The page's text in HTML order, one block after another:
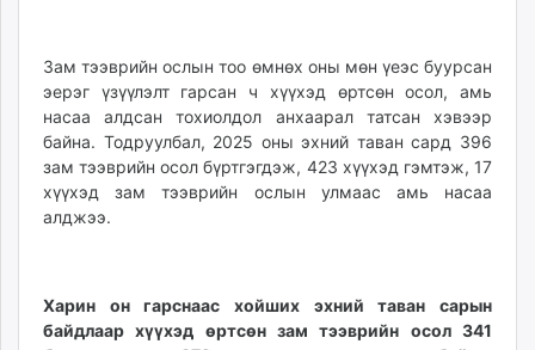
times.mn
tvmongolia.mn
mass.mn
unegui.mn
assa.mn
toim.mn
unread.today
Зам тээврийн ослын тоо өмнөх оны мөн үеэс буурсан
эерэг үзүүлэлт гарсан ч хүүхэд өртсөн осол, амь
насаа алдсан тохиолдол анхаарал татсан хэвээр
байна. Тодруулбал, 2025 оны эхний таван сард 396
зам тээврийн осол бүртгэгдэж, 423 хүүхэд гэмтэж, 17
хүүхэд зам тээврийн ослын улмаас амь насаа
алджээ.
Харин он гарснаас хойших эхний таван сарын
байдлаар хүүхэд өртсөн зам тээврийн осол 341